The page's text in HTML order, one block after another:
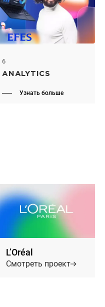
6
ANALYTICS
Узнать больше
L’Oréal
Смотреть проект